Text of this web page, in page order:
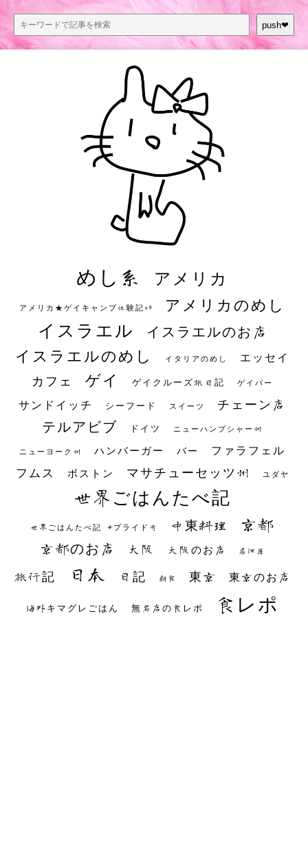
push❤︎
めし系 アメリカ
アメリカ★ゲイキャンプ体験記S3 アメリカのめし
イスラエル イスラエルのお店
イスラエルのめし イタリアのめし エッセイ
カフェ ゲイ ゲイクルーズ旅日記 ゲイバー
サンドイッチ シーフード スイーツ チェーン店
テルアビブ ドイツ ニューハンプシャー州
ニューヨーク州 ハンバーガー バー ファラフェル
フムス ボストン マサチューセッツ州 ユダヤ
世界ごはんたべ記
世界ごはんたべ記 #プライド号 中東料理 京都
京都のお店 大阪 大阪のお店 居酒屋
旅行記 日本 日記 朝食 東京 東京のお店
海外キマグレごはん 無名店の食レポ 食レポ